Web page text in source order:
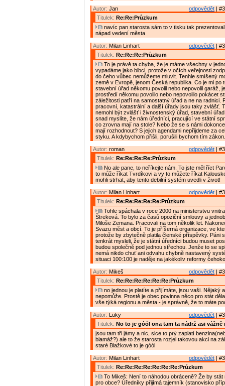
odpovědět |
Autor: Jan
Titulek: Re:Re:Průzkum
navíc pan starosta sám to v tisku tak
nápad vedení města
odpovědět |
Autor: Milan Linhart
Titulek: Re:Re:Re:Průzkum
To je právě ta chyba, že je máme všechny v
vypadáme jako blbci, protože v očích veřejnosti
do čeho vůbec nemůžeme mluvit. Tenhle smíšený
země v Evropě, jenom Česká republika. Co je mi po
stavební úřad někomu povolil nebo nepovolil garáž,
prostředí někomu povolilo nebo nepovolilo pokácet
záležitosti patří na samostatný úřad a ne na radnici.
pracovní, katastrální a další úřady jsou taky zvlášť.
nemohl být zvlášť i živnostenský úřad, stavební
snad myslíte, že nám úředníci, pracující ve státní
co zrovna mají na stole? Nebo že se s námi
mají rozhodnout? S jejich agendami nepřijdeme za
styku. A kdybychom přišli, porušili bychom tím zákon.
odpovědět |
Autor: roman
Titulek: Re:Re:Re:Re:Průzkum
No ale pane, to neříkejte nám. To jste měl říct
to může říkat Tvrdíkovi a vy to můžete říkat
mohli strhat, aby tento debilní systém uvedli v život!
odpovědět |
Autor: Milan Linhart
Titulek: Re:Re:Re:Re:Re:Průzkum
Tohle spáchala v roce 2000 na ministerstvu
Štreková. To bylo za časů opoziční smlouvy a
Miloše Zemana. Pracovali na tom několik let.
Svazu měst a obcí. To je příšerná organizace, ve
protože by zbytečně platila členské příspěvky. Páni
tenkrát mysleli, že je státní úředníci budou muset
budou společně pod jednou střechou. Jenže to se
nemá nikdo chuť ani odvahu chybně nastavený
situaci 100:100 je naděje na jakékoliv reformy
odpovědět |
Autor: Mikeš
Titulek: Re:Re:Re:Re:Re:Re:Průzkum
no jednou je platíte a přijímáte, jsou vaši. Nějaký
nepomůže. Prostě je obec povinna něco pro stát
vše týká regionu a města - je správně, že to máte
odpovědět |
Autor: Luky
Titulek: No to je góól ona tam ta nádrž asi vážně
jsou tam tři jámy a nic, sice to prý zaplatí
blamáž?) ale to že starosta rozjel takovou akci na
staré Blažkové to je góól
odpovědět |
Autor: Milan Linhart
Titulek: Re:Re:Re:Re:Re:Re:Re:Průzkum
To Mikeš: Není to náhodou obráceně? Že by stát
pro obce? Úředníky přijímá tajemník (stanovisko